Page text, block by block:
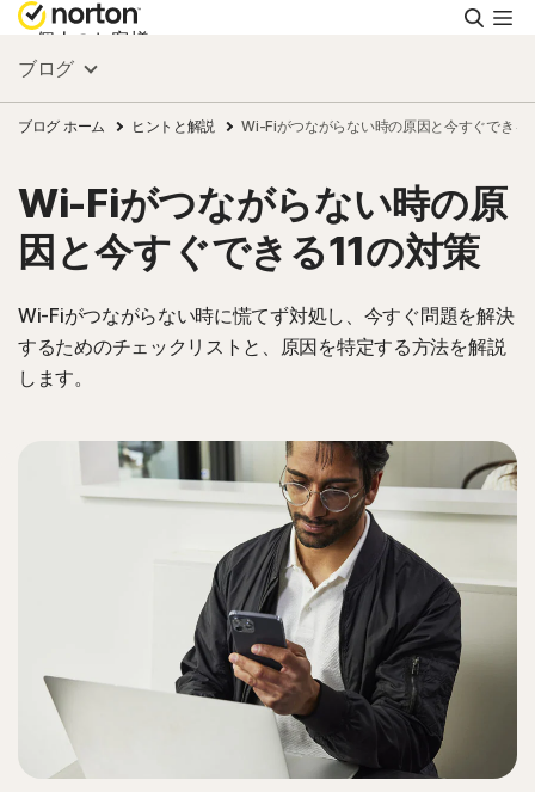
検
索
個人のお客様
スモールビジネス
リソース
サポート
無料体験
サインイン
ブログ
ブログ ホーム ヒントと解説 Wi-Fiがつながらない時の原因と今すぐできる
Wi-Fiがつながらない時の原
因と今すぐできる11の対策
Wi-Fiがつながらない時に慌てず対処し、今すぐ問題を解決
するためのチェックリストと、原因を特定する方法を解説
します。